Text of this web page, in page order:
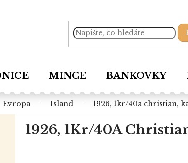
MINCE BANKOVKY
evropa island 1926, 1kr/40a christian,
1926, 1Kr/40A